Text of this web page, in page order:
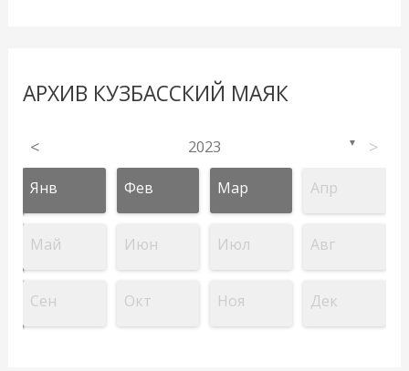
АРХИВ КУЗБАССКИЙ МАЯК
< 2023 ▼ >
Янв Фев Мар Апр
Май Июн Июл Авг
Сен Окт Ноя Дек